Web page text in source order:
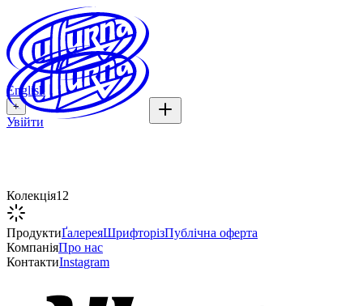
English
+
Увійти
Колекція12
ПродуктиҐалереяШрифторізПублічна оферта
КомпаніяПро нас
КонтактиInstagram